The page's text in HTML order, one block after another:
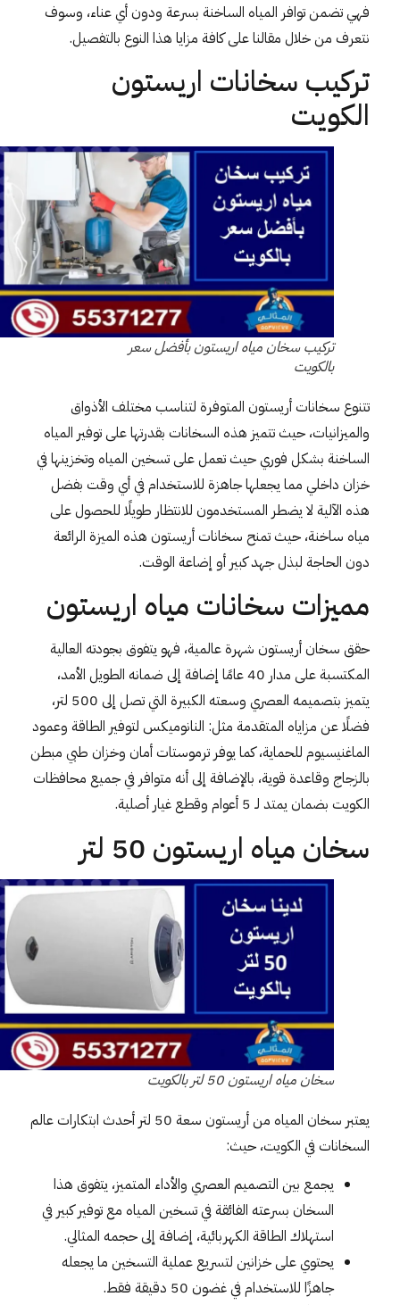
فهي تضمن توافر المياه الساخنة بسرعة ودون أي عناء، وسوف
نتعرف من خلال مقالنا على كافة مزايا هذا النوع بالتفصيل.
تركيب سخانات اريستون
الكويت
تركيب سخان مياه اريستون بأفضل سعر
بالكويت
تتنوع سخانات أريستون المتوفرة لتناسب مختلف الأذواق
والميزانيات، حيث تتميز هذه السخانات بقدرتها على توفير المياه
الساخنة بشكل فوري حيث تعمل على تسخين المياه وتخزينها في
خزان داخلي مما يجعلها جاهزة للاستخدام في أي وقت بفضل
هذه الآلية لا يضطر المستخدمون للانتظار طويلًا للحصول على
مياه ساخنة، حيث تمنح سخانات أريستون هذه الميزة الرائعة
دون الحاجة لبذل جهد كبير أو إضاعة الوقت.
مميزات سخانات مياه اريستون
حقق سخان أريستون شهرة عالمية، فهو يتفوق بجودته العالية
المكتسبة على مدار 40 عامًا إضافة إلى ضمانه الطويل الأمد،
يتميز بتصميمه العصري وسعته الكبيرة التي تصل إلى 500 لتر،
فضلًا عن مزاياه المتقدمة مثل: النانوميكس لتوفير الطاقة وعمود
الماغنيسيوم للحماية، كما يوفر ترموستات أمان وخزان طبي مبطن
بالزجاج وقاعدة قوية، بالإضافة إلى أنه متوافر في جميع محافظات
الكويت بضمان يمتد لـ 5 أعوام وقطع غيار أصلية.
سخان مياه اريستون 50 لتر
سخان مياه اريستون 50 لتر بالكويت
يعتبر سخان المياه من أريستون سعة 50 لتر أحدث ابتكارات عالم
السخانات في الكويت، حيث:
يجمع بين التصميم العصري والأداء المتميز، يتفوق هذا
السخان بسرعته الفائقة في تسخين المياه مع توفير كبير في
استهلاك الطاقة الكهربائية، إضافة إلى حجمه المثالي.
يحتوي على خزانين لتسريع عملية التسخين ما يجعله
جاهزًا للاستخدام في غضون 50 دقيقة فقط.